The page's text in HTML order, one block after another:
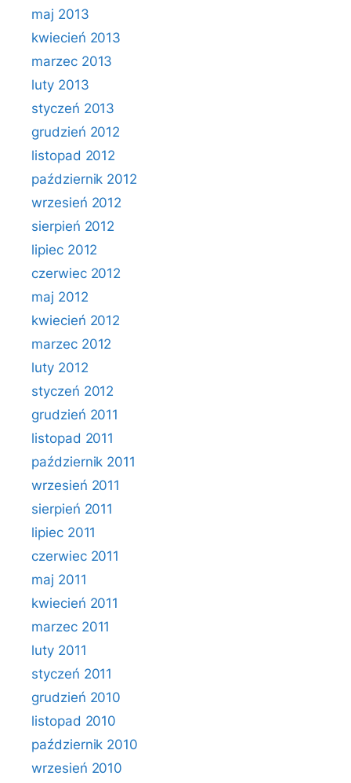
maj 2013
kwiecień 2013
marzec 2013
luty 2013
styczeń 2013
grudzień 2012
listopad 2012
październik 2012
wrzesień 2012
sierpień 2012
lipiec 2012
czerwiec 2012
maj 2012
kwiecień 2012
marzec 2012
luty 2012
styczeń 2012
grudzień 2011
listopad 2011
październik 2011
wrzesień 2011
sierpień 2011
lipiec 2011
czerwiec 2011
maj 2011
kwiecień 2011
marzec 2011
luty 2011
styczeń 2011
grudzień 2010
listopad 2010
październik 2010
wrzesień 2010